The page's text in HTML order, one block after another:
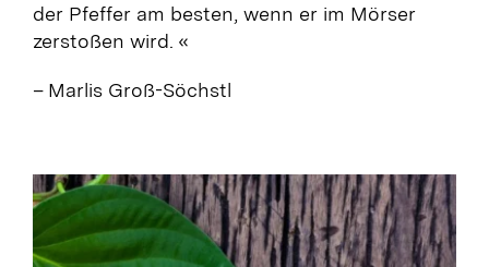
der Pfeffer am besten, wenn er im Mörser
zerstoßen wird. «
– Marlis Groß-Söchstl